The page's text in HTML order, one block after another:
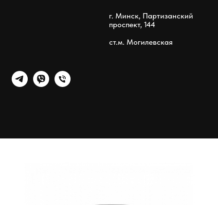
г. Минск, Партизанский
проспект, 144
ст.м. Могилевская